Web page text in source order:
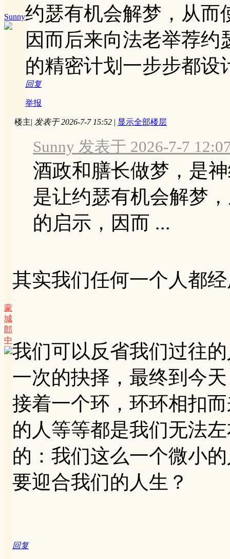
Sunny约瑟有机会解梦，从而
因而后来向法老举荐
的精密计划一步步都设
回复
举报
蒙
城
郎
中
楼主| 发表于 2026-7-7 15:52 | 显示全部楼层
Sunny 发表于 2026-7-7
酒政和膳长做梦，是
是让约瑟有机会解梦
的启示，因而 ...
其实我们任何一个人都
我们可以反省我们过往
一次的抉择，最终到今
接着一个环，环环相扣
的人等等都是我们无法
的：我们这么一个微小
要迎合我们的人生？
回复